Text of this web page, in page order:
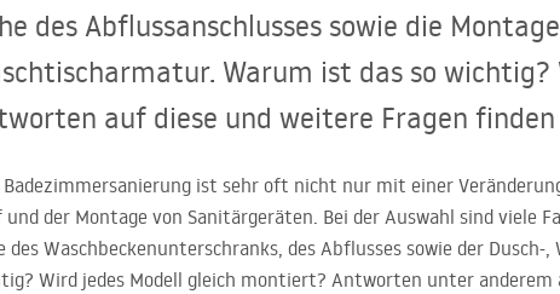
Möbel
des Abflussanschlusses sowie die
Warum ist das so
auf diese und weitere Fragen
Badezimmersanierung ist sehr oft nicht nur mit einer
und der Montage von Sanitärgeräten. Bei der Auswahl sind viele
des Waschbeckenunterschranks, des Abflusses sowie der
Wird jedes Modell gleich montiert? Antworten unter